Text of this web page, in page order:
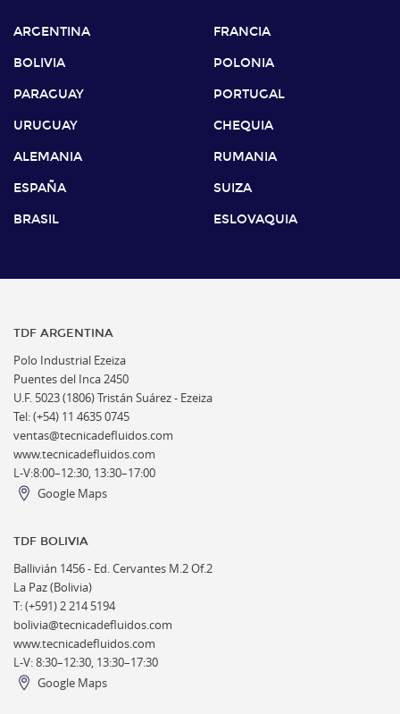
ARGENTINA
BOLIVIA
PARAGUAY
URUGUAY
ALEMANIA
ESPAÑA
BRASIL
FRANCIA
POLONIA
PORTUGAL
CHEQUIA
RUMANIA
SUIZA
ESLOVAQUIA
TDF ARGENTINA
Polo Industrial Ezeiza
Puentes del Inca 2450
U.F. 5023 (1806) Tristán Suárez - Ezeiza
Tel: (+54) 11 4635 0745
ventas@tecnicadefluidos.com
www.tecnicadefluidos.com
L-V:8:00–12:30, 13:30–17:00
Google Maps
TDF BOLIVIA
Ballivián 1456 - Ed. Cervantes M.2 Of.2
La Paz (Bolivia)
T: (+591) 2 214 5194
bolivia@tecnicadefluidos.com
www.tecnicadefluidos.com
L-V: 8:30–12:30, 13:30–17:30
Google Maps